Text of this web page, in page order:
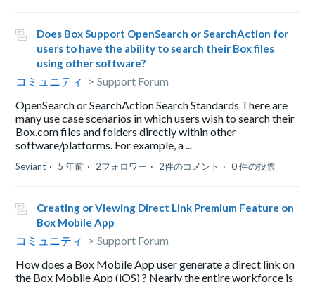
Does Box Support OpenSearch or SearchAction for
users to have the ability to search their Box files
using other software?
コミュニティ
Support Forum
OpenSearch or SearchAction Search Standards There are
many use case scenarios in which users wish to search their
Box.com files and folders directly within other
software/platforms. For example, a ...
Seviant 5 年前 2フォロワー 2件のコメント 0 件の投票
Creating or Viewing Direct Link Premium Feature on
Box Mobile App
コミュニティ
Support Forum
How does a Box Mobile App user generate a direct link on
the Box Mobile App (iOS) ? Nearly the entire workforce is